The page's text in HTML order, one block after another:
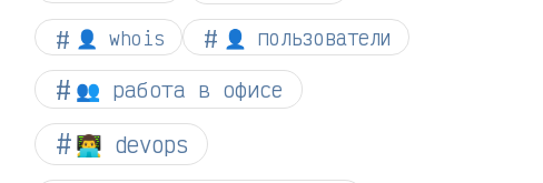
👤 whois 👤 пользователи
👥 работа в офисе
👨‍💻 devops